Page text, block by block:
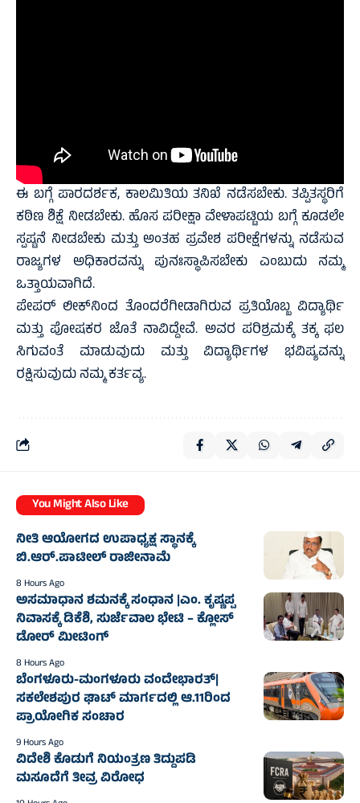
ಈ ಬಗ್ಗೆ ಪಾರದರ್ಶಕ, ಕಾಲಮಿತಿಯ ತನಿಖೆ ನಡೆಸಬೇಕು. ತಪ್ಪಿತಸ್ಥರಿಗೆ
ಕಠಿಣ ಶಿಕ್ಷೆ ನೀಡಬೇಕು. ಹೊಸ ಪರೀಕ್ಷಾ ವೇಳಾಪಟ್ಟಿಯ ಬಗ್ಗೆ ಕೂಡಲೇ
ಸ್ಪಷ್ಟನೆ ನೀಡಬೇಕು ಮತ್ತು ಅಂತಹ ಪ್ರವೇಶ ಪರೀಕ್ಷೆಗಳನ್ನು ನಡೆಸುವ
ರಾಜ್ಯಗಳ ಅಧಿಕಾರವನ್ನು ಪುನಃಸ್ಥಾಪಿಸಬೇಕು ಎಂಬುದು ನಮ್ಮ
ಒತ್ತಾಯವಾಗಿದೆ.
ಪೇಪರ್ ಲೀಕ್‌ನಿಂದ ತೊಂದರೆಗೀಡಾಗಿರುವ ಪ್ರತಿಯೊಬ್ಬ ವಿದ್ಯಾರ್ಥಿ
ಮತ್ತು ಪೋಷಕರ ಜೊತೆ ನಾವಿದ್ದೇವೆ. ಅವರ ಪರಿಶ್ರಮಕ್ಕೆ ತಕ್ಕ ಫಲ
ಸಿಗುವಂತೆ ಮಾಡುವುದು ಮತ್ತು ವಿದ್ಯಾರ್ಥಿಗಳ ಭವಿಷ್ಯವನ್ನು
ರಕ್ಷಿಸುವುದು ನಮ್ಮ ಕರ್ತವ್ಯ.
You Might Also Like
ನೀತಿ ಆಯೋಗದ ಉಪಾಧ್ಯಕ್ಷ ಸ್ಥಾನಕ್ಕೆ
ಬಿ.ಆರ್.ಪಾಟೀಲ್ ರಾಜೀನಾಮೆ
8 Hours Ago
ಅಸಮಾಧಾನ ಶಮನಕ್ಕೆ ಸಂಧಾನ |ಎಂ. ಕೃಷ್ಣಪ್ಪ
ನಿವಾಸಕ್ಕೆ ಡಿಕೆಶಿ, ಸುರ್ಜೆವಾಲ ಭೇಟಿ – ಕ್ಲೋಸ್
ಡೋರ್ ಮೀಟಿಂಗ್
8 Hours Ago
ಬೆಂಗಳೂರು-ಮಂಗಳೂರು ವಂದೇಭಾರತ್‌|
ಸಕಲೇಶಪುರ ಘಾಟ್ ಮಾರ್ಗದಲ್ಲಿ ಆ.11ರಿಂದ
ಪ್ರಾಯೋಗಿಕ ಸಂಚಾರ
9 Hours Ago
ವಿದೇಶಿ ಕೊಡುಗೆ ನಿಯಂತ್ರಣ ತಿದ್ದುಪಡಿ
ಮಸೂದೆಗೆ ತೀವ್ರ ವಿರೋಧ